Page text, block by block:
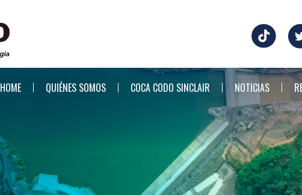
HOME QUIÉNES SOMOS COCA CODO SINCLAIR NOTICIAS